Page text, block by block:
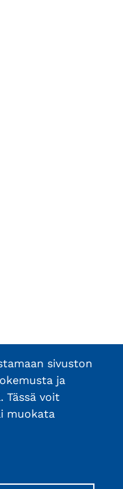
sivuston
ja
Tässä voit
muokata